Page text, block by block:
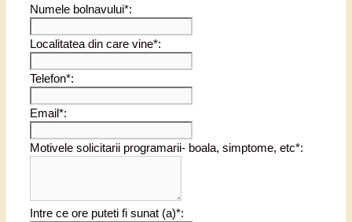
Numele bolnavului*:
Localitatea din care vine*:
Telefon*:
Email*:
Motivele solicitarii programarii- boala, simptome, etc*:
Intre ce ore puteti fi sunat (a)*: